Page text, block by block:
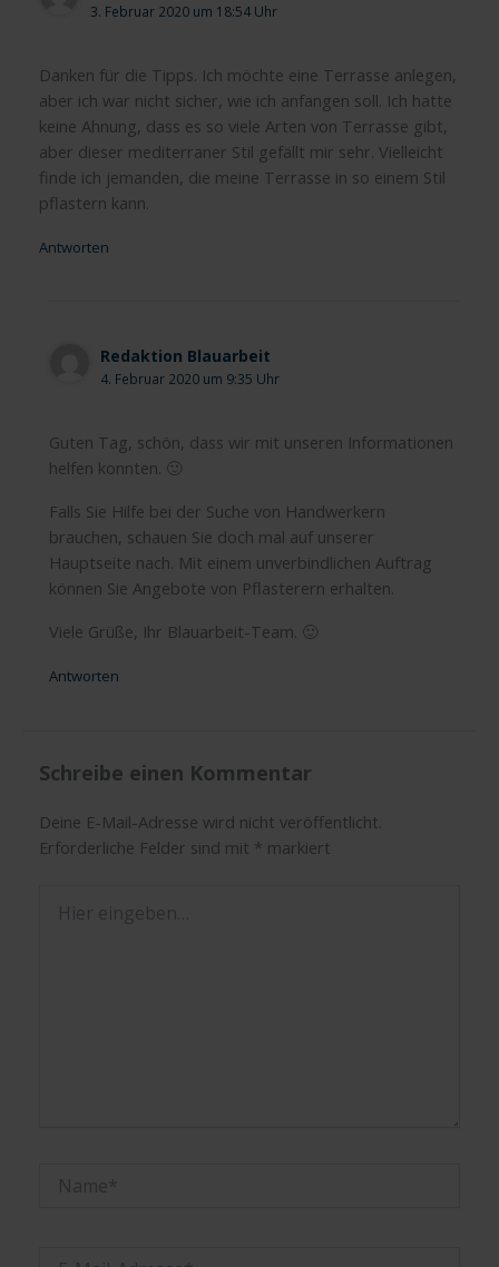
3. Februar 2020 um 18:54 Uhr
Danken für die Tipps. Ich möchte eine Terrasse anlegen,
aber ich war nicht sicher, wie ich anfangen soll. Ich hatte
keine Ahnung, dass es so viele Arten von Terrasse gibt,
aber dieser mediterraner Stil gefällt mir sehr. Vielleicht
finde ich jemanden, die meine Terrasse in so einem Stil
pflastern kann.
Antworten
Redaktion Blauarbeit
4. Februar 2020 um 9:35 Uhr
Guten Tag, schön, dass wir mit unseren Informationen
helfen konnten. 🙂
Falls Sie Hilfe bei der Suche von Handwerkern
brauchen, schauen Sie doch mal auf unserer
Hauptseite nach. Mit einem unverbindlichen Auftrag
können Sie Angebote von Pflasterern erhalten.
Viele Grüße, Ihr Blauarbeit-Team. 🙂
Antworten
Schreibe einen Kommentar
Deine E-Mail-Adresse wird nicht veröffentlicht.
Erforderliche Felder sind mit * markiert
eingeben…